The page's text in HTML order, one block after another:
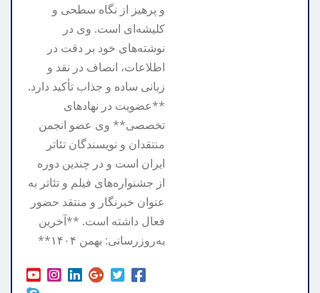
و پرهیز از نگاه سطحی و
کلیشه‌ای است. وی در
نوشته‌های خود بر دقت در
اطلاعات، انصاف در نقد و
زبانی ساده و جذاب تأکید دارد.
**عضویت در نهادهای
تخصصی** وی عضو انجمن
منتقدان و نویسندگان تئاتر
ایران است و در چندین دوره
از جشنواره‌های فیلم و تئاتر به
عنوان خبرنگار و منتقد حضور
فعال داشته است. **آخرین
به‌روزرسانی: بهمن ۱۴۰۴**